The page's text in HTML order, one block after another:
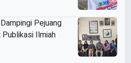
Pejuang
Ilmiah